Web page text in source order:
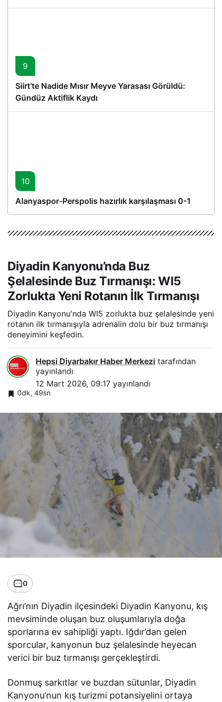
Proje
9
Siirt’te Nadide Mısır Meyve Yarasası Görüldü:
Gündüz Aktiflik Kaydı
10
Alanyaspor-Perspolis hazırlık karşılaşması 0-1
Diyadin Kanyonu’nda Buz
Şelalesinde Buz Tırmanışı: WI5
Zorlukta Yeni Rotanın İlk Tırmanışı
Diyadin Kanyonu'nda WI5 zorlukta buz şelalesinde yeni
rotanın ilk tırmanışıyla adrenalin dolu bir buz tırmanışı
deneyimini keşfedin.
Hepsi Diyarbakır Haber Merkezi tarafından
yayınlandı
12 Mart 2026, 09:17 yayınlandı
0dk, 49sn
0
Ağrı’nın Diyadin ilçesindeki Diyadin Kanyonu, kış
mevsiminde oluşan buz oluşumlarıyla doğa
sporlarına ev sahipliği yaptı. Iğdır’dan gelen
sporcular, kanyonun buz şelalesinde heyecan
verici bir buz tırmanışı gerçekleştirdi.
Donmuş sarkıtlar ve buzdan sütunlar, Diyadin
Kanyonu’nun kış turizmi potansiyelini ortaya